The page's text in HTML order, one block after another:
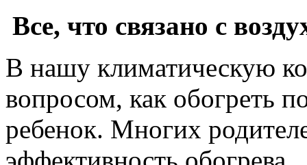
Все, что связано с
В нашу климатическую
вопросом, как обогреть
ребенок. Многих